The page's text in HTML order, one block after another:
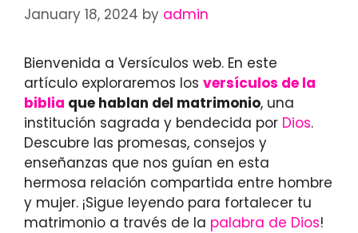
January 18, 2024 by admin
Bienvenida a Versículos web. En este
artículo exploraremos los versículos de la
biblia que hablan del matrimonio, una
institución sagrada y bendecida por Dios.
Descubre las promesas, consejos y
enseñanzas que nos guían en esta
hermosa relación compartida entre hombre
y mujer. ¡Sigue leyendo para fortalecer tu
matrimonio a través de la palabra de Dios!